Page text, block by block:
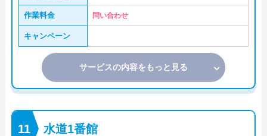
作業料金 問い合わせ
キャンペーン
サービスの内容をもっと見る
水道1番館